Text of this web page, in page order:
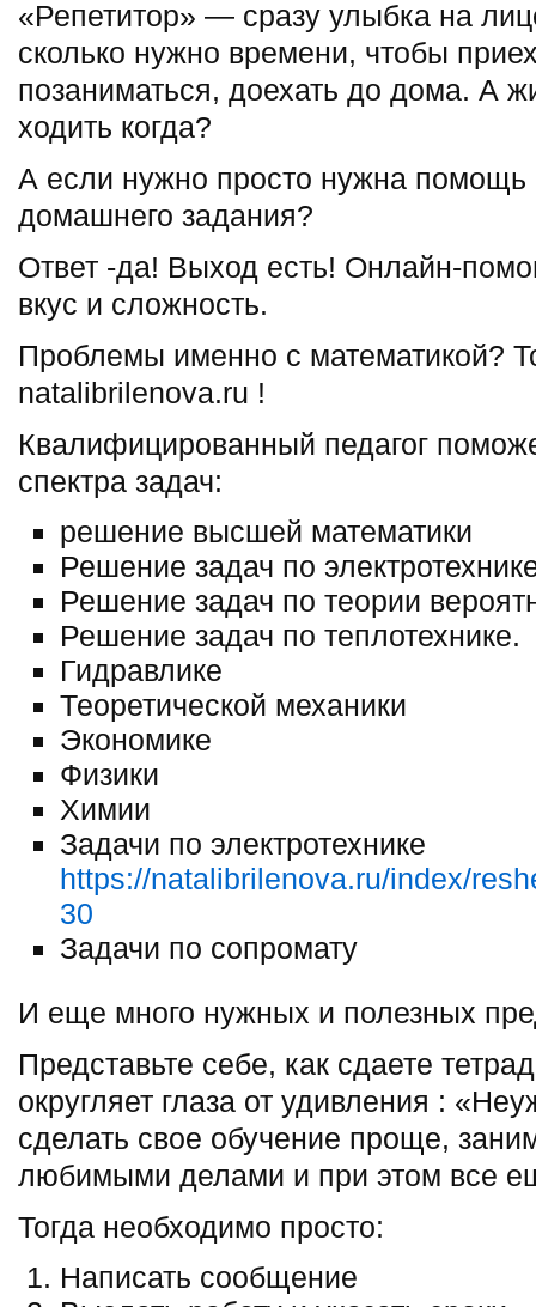
«Репетитор» — сразу улыбка на
сколько нужно времени, чтобы
позаниматься, доехать до дома. А
ходить когда?
А если нужно просто нужна помощь
домашнего задания?
Ответ -да! Выход есть! Онлайн-
вкус и сложность.
Проблемы именно с математикой?
natalibrilenova.ru !
Квалифицированный педагог
спектра задач:
решение высшей математики
Решение задач по
Решение задач по теории
Решение задач по теплотехнике.
Гидравлике
Теоретической механики
Экономике
Физики
Химии
Задачи по электротехнике
https://natalibrilenova.ru/index/
30
Задачи по сопромату
И еще много нужных и полезных
Представьте себе, как сдаете
округляет глаза от удивления :
сделать свое обучение проще,
любимыми делами и при этом все
Тогда необходимо просто:
Написать сообщение